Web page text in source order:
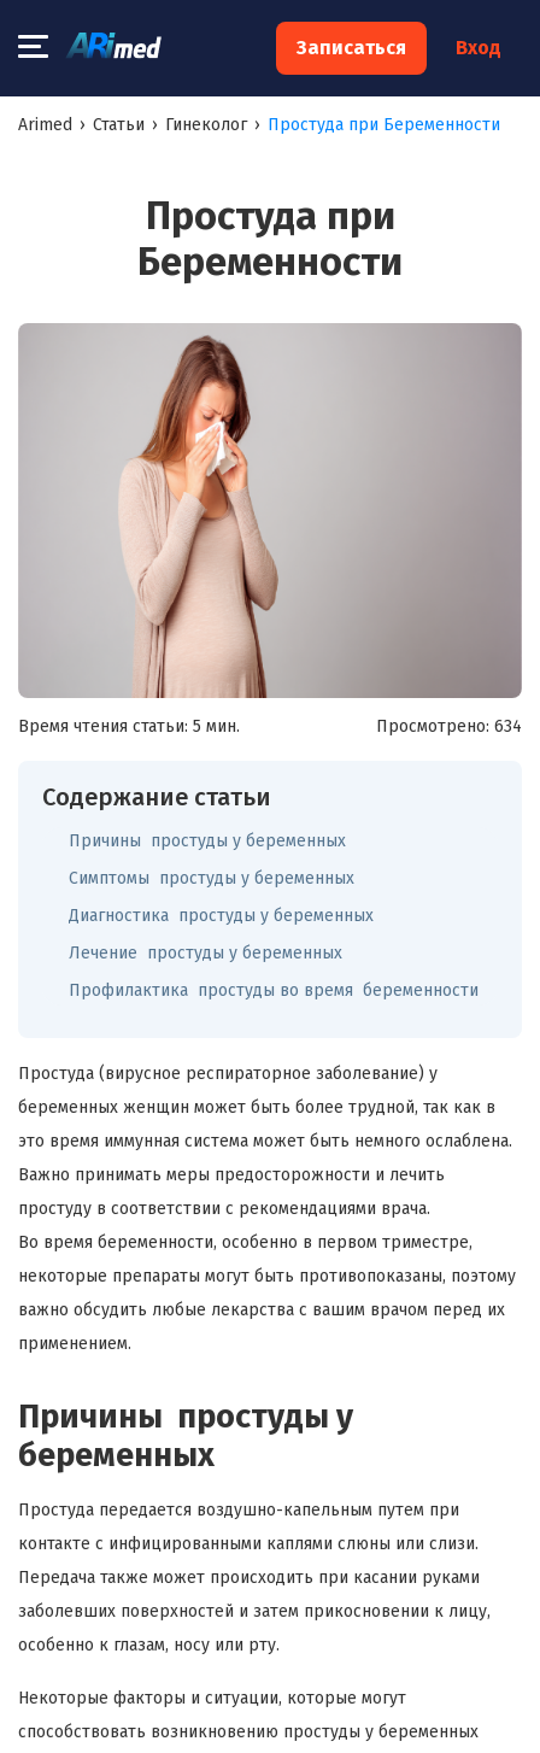
Записаться Вход
Arimed › Статьи › Гинеколог › Простуда при Беременности
Простуда при
Беременности
Время чтения статьи: 5 мин. Просмотрено: 634
Содержание статьи
Причины простуды у беременных
Симптомы простуды у беременных
Диагностика простуды у беременных
Лечение простуды у беременных
Профилактика простуды во время беременности
Простуда (вирусное респираторное заболевание) у
беременных женщин может быть более трудной, так как в
это время иммунная система может быть немного ослаблена.
Важно принимать меры предосторожности и лечить
простуду в соответствии с рекомендациями врача.
Во время беременности, особенно в первом триместре,
некоторые препараты могут быть противопоказаны, поэтому
важно обсудить любые лекарства с вашим врачом перед их
применением.
Причины простуды у
беременных
Простуда передается воздушно-капельным путем при
контакте с инфицированными каплями слюны или слизи.
Передача также может происходить при касании руками
заболевших поверхностей и затем прикосновении к лицу,
особенно к глазам, носу или рту.
Некоторые факторы и ситуации, которые могут
способствовать возникновению простуды у беременных
×
Запишитесь на консультацию к
Я согласен на обработку моих персональных данных